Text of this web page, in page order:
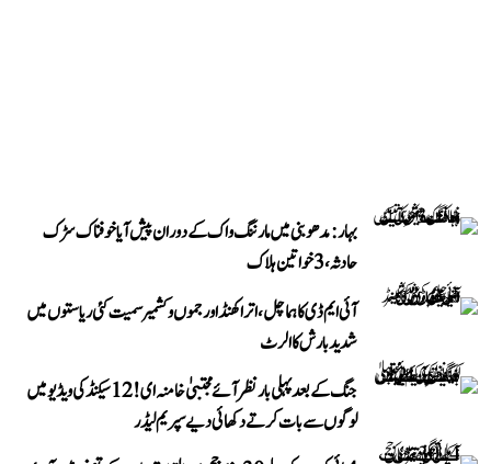
بہار: مدھوبنی میں مارننگ واک کے دوران پیش آیا خوفناک سڑک
حادثہ، 3 خواتین ہلاک
آئی ایم ڈی کا ہماچل، اتراکھنڈ اور جموں و کشمیر سمیت کئی ریاستوں میں
شدید بارش کا الرٹ
جنگ کے بعد پہلی بار نظر آئے مجتبیٰ خامنہ ای! 12 سیکنڈ کی ویڈیو میں
لوگوں سے بات کرتے دکھائی دیے سپریم لیڈر